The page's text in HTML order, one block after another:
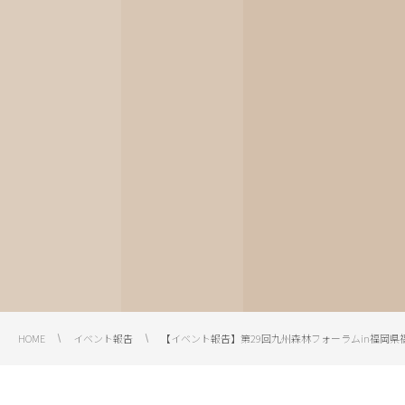
HOME イベント報告 【イベント報告】第29回九州森林フォーラムin福岡